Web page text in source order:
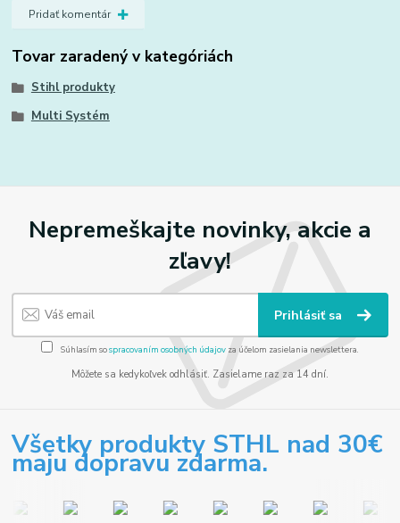
Pridať komentár
Tovar zaradený v kategóriách
Stihl produkty
Multi Systém
Nepremeškajte novinky, akcie a
zľavy!
Prihlásiť sa
Súhlasím sospracovaním osobných údajov za účelom zasielania newslettera.
Môžete sa kedykoľvek odhlásiť. Zasielame raz za 14 dní.
Všetky produkty STHL nad 30€
maju dopravu zdarma.